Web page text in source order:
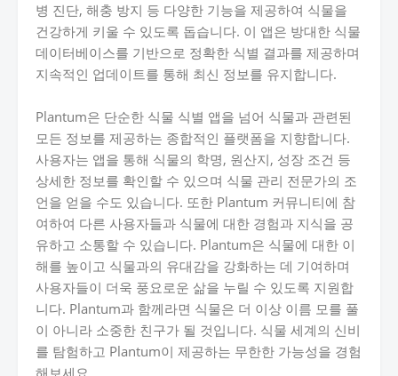
병 진단, 해충 방지 등 다양한 기능을 제공하여 식물을
건강하게 키울 수 있도록 돕습니다. 이 앱은 방대한 식물
데이터베이스를 기반으로 정확한 식별 결과를 제공하며
지속적인 업데이트를 통해 최신 정보를 유지합니다.
Plantum은 단순한 식물 식별 앱을 넘어 식물과 관련된
모든 정보를 제공하는 종합적인 플랫폼을 지향합니다.
사용자는 앱을 통해 식물의 학명, 원산지, 성장 조건 등
상세한 정보를 확인할 수 있으며 식물 관리 전문가의 조
언을 얻을 수도 있습니다. 또한 Plantum 커뮤니티에 참
여하여 다른 사용자들과 식물에 대한 경험과 지식을 공
유하고 소통할 수 있습니다. Plantum은 식물에 대한 이
해를 높이고 식물과의 유대감을 강화하는 데 기여하며
사용자들이 더욱 풍요로운 삶을 누릴 수 있도록 지원합
니다. Plantum과 함께라면 식물은 더 이상 이름 모를 풀
이 아니라 소중한 친구가 될 것입니다. 식물 세계의 신비
를 탐험하고 Plantum이 제공하는 무한한 가능성을 경험
해보세요.